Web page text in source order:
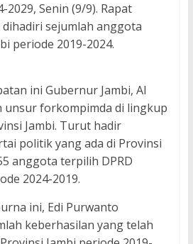
Senin (9/9). Rapat
sejumlah anggota
periode 2019-2024.
ini Gubernur Jambi, Al
unsur forkompimda di lingkup
Jambi. Turut hadir
politik yang ada di Provinsi
anggota terpilih DPRD
2024-2019.
ini, Edi Purwanto
keberhasilan yang telah